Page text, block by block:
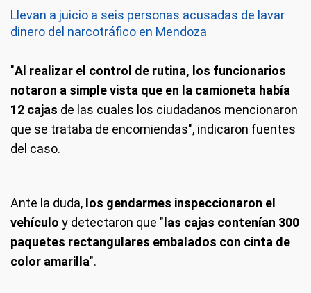
Llevan a juicio a seis personas acusadas de lavar
dinero del narcotráfico en Mendoza
"Al realizar el control de rutina, los funcionarios
notaron a simple vista que en la camioneta había
12 cajas de las cuales los ciudadanos mencionaron
que se trataba de encomiendas", indicaron fuentes
del caso.
Ante la duda, los gendarmes inspeccionaron el
vehículo y detectaron que " las cajas contenían 300
paquetes rectangulares embalados con cinta de
color amarilla".